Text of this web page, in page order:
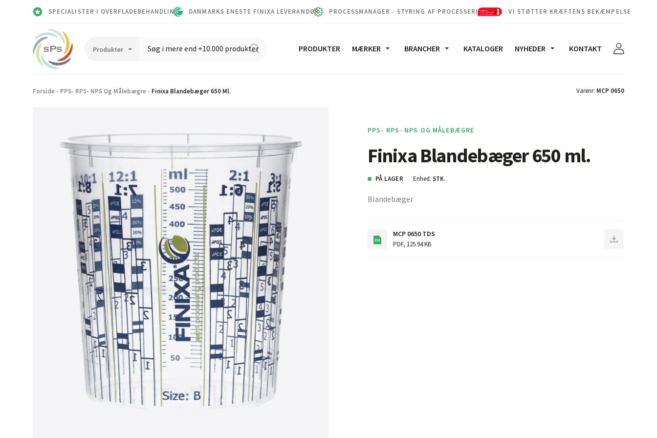
SPECIALISTER I OVERFLADEBEHANDLING DANMARKS ENESTE FINIXA LEVERANDØR PROCESSMANAGER - STYRING AF PROCESSERNE VI STØTTER KRÆFTENS BEKÆMPELSE
PRODUKTER MÆRKER BRANCHER KATALOGER NYHEDER KONTAKT
Forside - PPS- RPS- NPS Og Målebægre - Finixa Blandebæger 650 Ml. Varenr: MCP 0650
PPS- RPS- NPS OG MÅLEBÆGRE
Finixa Blandebæger 650 ml.
PÅ LAGER Enhed: STK.
Blandebæger
MCP 0650 TDS
PDF, 125.94 KB